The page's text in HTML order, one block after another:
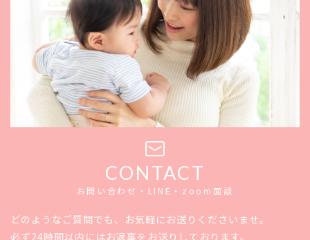
CONTACT
お問い合わせ・LINE・zoom面談
どのようなご質問でも、お気軽にお送りくださいませ。
必ず24時間以内にはお返事をお送りしております。